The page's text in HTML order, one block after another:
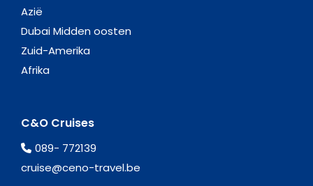
Azië
Dubai Midden oosten
Zuid-Amerika
Afrika
C&O Cruises
089- 772139
cruise@ceno-travel.be